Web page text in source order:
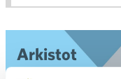
Arkistot